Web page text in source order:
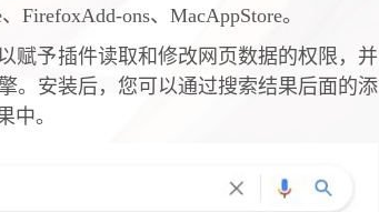
FirefoxAdd-ons、MacAppStore。
赋予插件读取和修改网页数据的权限，并
。安装后，您可以通过搜索结果后面的添
中。